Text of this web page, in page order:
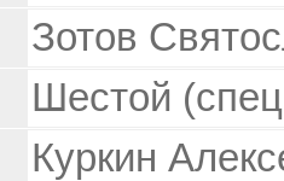
Зотов
Шестой
Куркин